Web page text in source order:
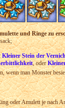
und Ringe zu
Kleiner Stein der
, oder
wenn man Monster
oder Amulett je nach